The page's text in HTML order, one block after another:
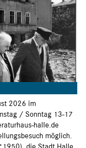
2026 im
/ Sonntag 13-17
halle.de
möglich.